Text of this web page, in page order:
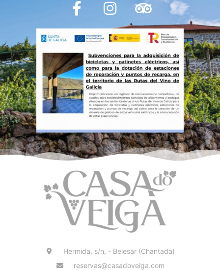
Hermida, s/n, - Belesar (Chantada)
reservas@casadoveiga.com